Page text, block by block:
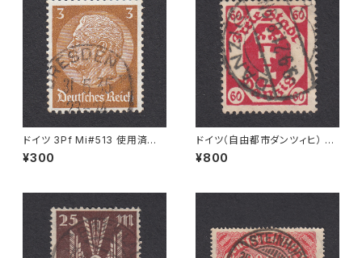
ドイツ 3Pf Mi#513 使用済み
切手｜DRESDEN 31.5.1935
¥300
ドイツ（自由都市ダンツィヒ） 60
Pf Mi#81 使用済み切手｜DA
NZIG 9.9.1921
¥800